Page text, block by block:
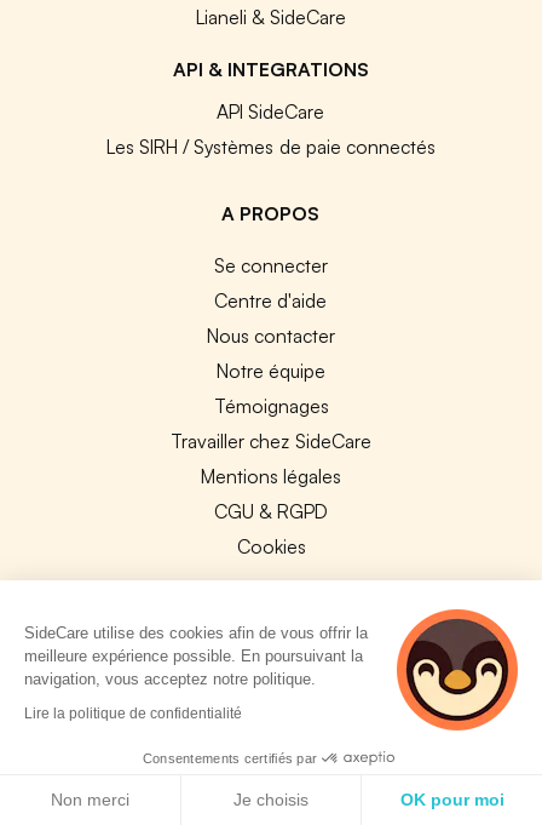
Lianeli & SideCare
API & INTEGRATIONS
API SideCare
Les SIRH / Systèmes de paie connectés
A PROPOS
Se connecter
Centre d'aide
Nous contacter
Notre équipe
Témoignages
Travailler chez SideCare
Mentions légales
CGU & RGPD
Cookies
App Store
Google Play
SideCare utilise des cookies afin de vous offrir la
meilleure expérience possible. En poursuivant la
navigation, vous acceptez notre politique.
Lire la politique de confidentialité
Consentements certifiés par
Non merci Je choisis OK pour moi
4 personnes
consultent
actuellement cette